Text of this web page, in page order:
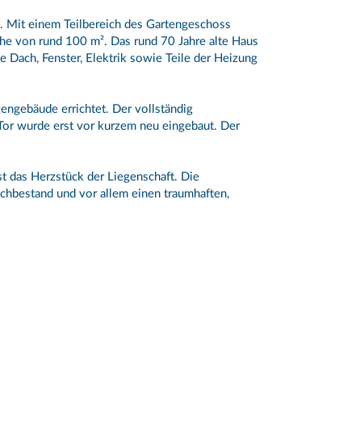
. Mit einem Teilbereich des Gartengeschoss
von rund 100 m². Das rund 70 Jahre alte Haus
Dach, Fenster, Elektrik sowie Teile der Heizung
errichtet. Der vollständig
wurde erst vor kurzem neu eingebaut. Der
das Herzstück der Liegenschaft. Die
und vor allem einen traumhaften,